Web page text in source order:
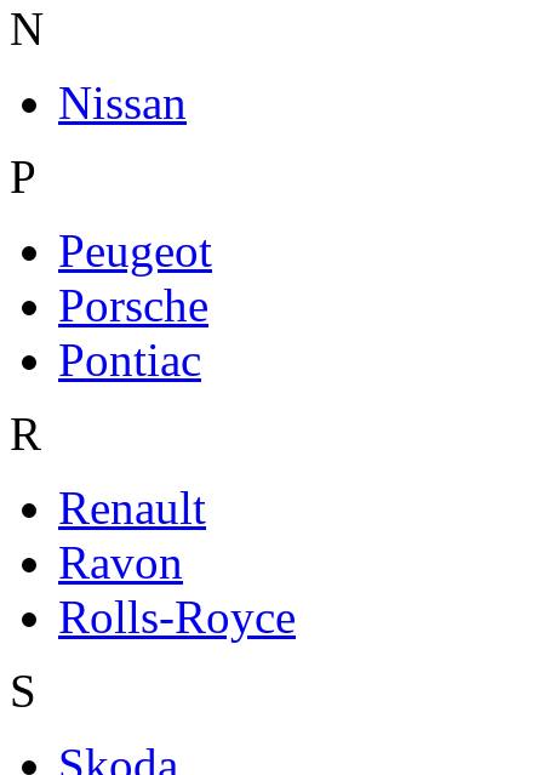
N
Nissan
P
Peugeot
Porsche
Pontiac
R
Renault
Ravon
Rolls-Royce
S
Skoda